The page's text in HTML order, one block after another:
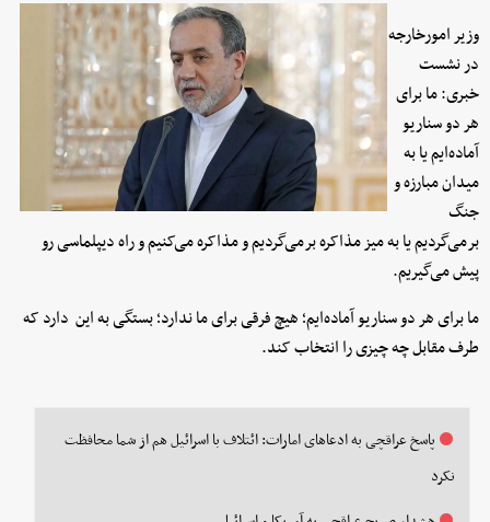
وزیر امورخارجه
در نشست
خبری: ما برای
هر دو سناریو
آماده‌ایم یا به
میدان مبارزه و
جنگ
برمی‌گردیم یا به میز مذاکره برمی‌گردیم و مذاکره می‌کنیم و راه دیپلماسی رو
پیش می‌گیریم.
ما برای هر دو سناریو آماده‌ایم؛ هیچ فرقی برای ما ندارد؛ بستگی به این دارد که
طرف مقابل چه چیزی را انتخاب کند.
پاسخ عراقچی به ادعاهای امارات: ائتلاف با اسرائیل هم از شما محافظت
نکرد